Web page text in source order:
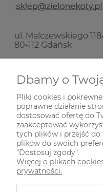
ul. Malczewskiego
80-112 Gdańsk
SKŁADANIE
INFORMACJE
ODWIEDŹ NAS NA
Dbamy o
Pliki cookies i
poprawne działanie
dostosować ofertę do
zaakceptować
tych plików i przejść do
plików do swoich
"Dostosuj zgody".
Więcej o plikach
prywatności.